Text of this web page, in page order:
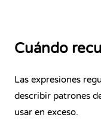
Cuándo
Las expresiones
describir patrones
usar en exceso.